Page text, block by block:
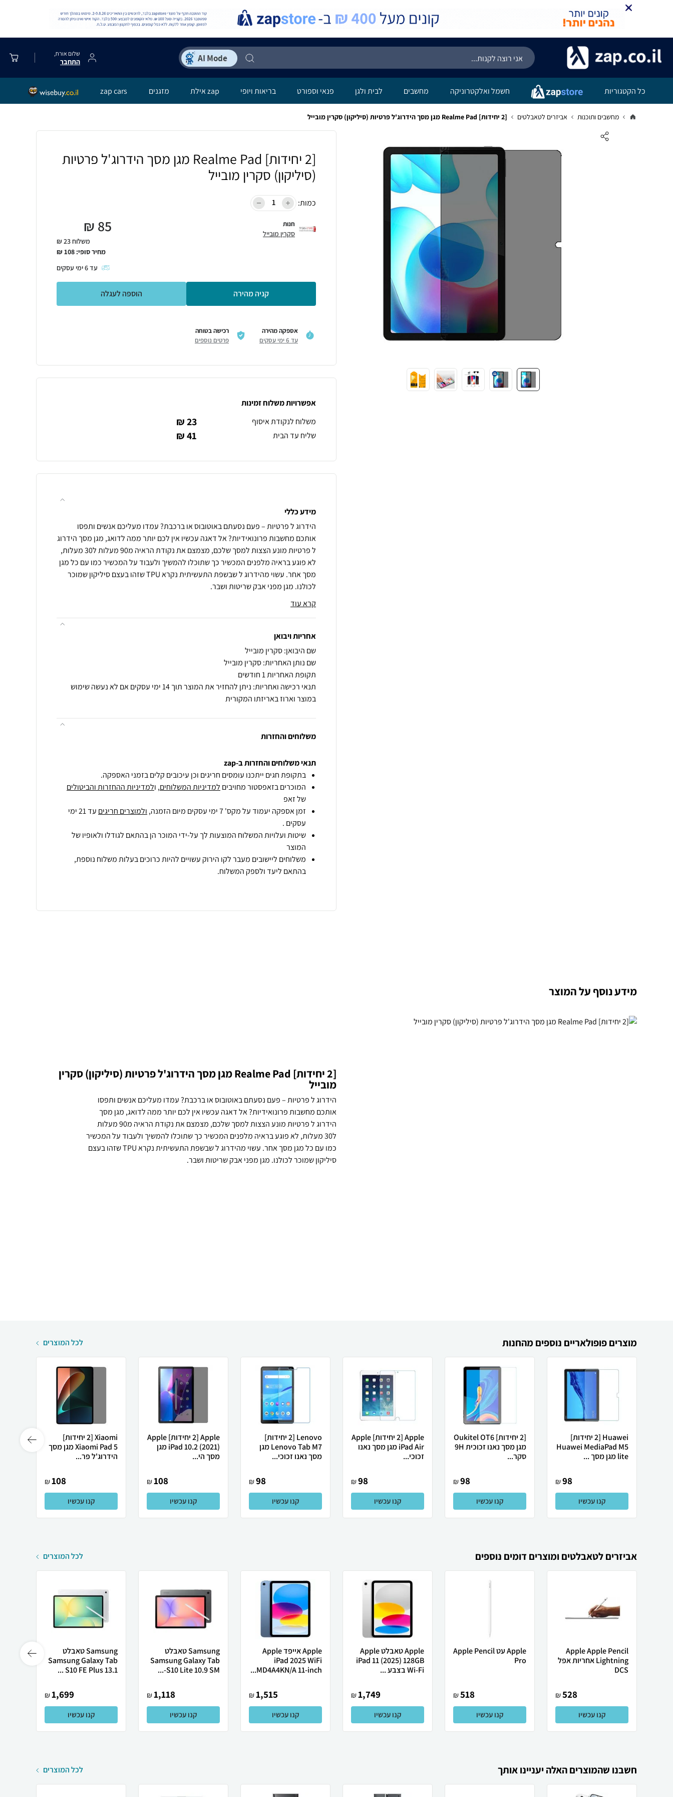
שלום אורח,
התחבר
כל הקטגוריות חשמל ואלקטרוניקה מחשבים לבית ולגן פנאי וספורט בריאות ויופי zap אילת מזגנים zap cars
מחשבים ותוכנות אביזרים לטאבלטים [2 יחידות] Realme Pad מגן מסך הידרוג'ל פרטיות (סיליקון) סקרין מובייל
[2 יחידות] Realme Pad מגן מסך הידרוג'ל פרטיות
(סיליקון) סקרין מובייל
כמות:
חנות
סקרין מובייל 85
₪
משלוח 23 ₪
מחיר סופי: 108
₪
עד6ימי עסקים
קניה מהירה הוספה לעגלה
אספקה מהירה
עד 6 ימי עסקים
רכישה בטוחה
פרטים נוספים
אפשרויות משלוח זמינות
משלוח לנקודת איסוף
23 ₪
שליח עד הבית 41 ₪
מידע כללי
הידרוג ל פרטיות – פעם נסעתם באוטובוס או ברכבת? עמדו מעליכם אנשים ותפסו
אותכם מחשבות פרונואידיות? אל דאגה עכשיו אין לכם יותר ממה לדואג, מגן מסך הידרוג
ל פרטיות מונע הצצות למסך שלכם, מצמצם את נקודת הראיה מ90 מעלות ל30 מעלות,
לא פוגע בראיה מלפנים המכשיר כך שתוכלו להמשיך ולעבוד על המכשיר כמו עם כל מגן
מסך אחר. עשוי מהידרוג ל שבשפת התעשיתית נקרא TPU שזהו בעצם סיליקון שמוכר
לכולנו. מגן מפני אבק שריטות ושבר.
קרא עוד
אחריות ויבואן
שם היבואן: סקרין מובייל
שם נותן האחריות: סקרין מובייל
תקופת האחריות 1 חודשים
תנאי רכישה ואחריות: ניתן להחזיר את המוצר תוך 14 ימי עסקים אם לא נעשה שימוש
במוצר וארוז באריזתו המקורית
משלוחים והחזרות
תנאי משלוחים והחזרות ב-zap
בתקופת חגים ייתכנו עומסים חריגים וכן עיכובים קלים בזמני האספקה.
המוכרים בזאפסטור מחויבים למדיניות המשלוחים, ולמדיניות ההחזרות והביטולים
של זאפ
זמן אספקה יעמוד על מקס' 7 ימי עסקים מיום הזמנה,
ולמוצרים חריגים
עד 21 ימי
עסקים .
שיטות ועלויות המשלוח המוצעות לך על-ידי המוכר הן בהתאם לגודלו ולאופיו של
המוצר
משלוחים ליישובים מעבר לקו הירוק עשויים להיות כרוכים בעלות משלוח נוספת,
בהתאם ליעד ולספק המשלוח.
מידע נוסף על המוצר
[2 יחידות] Realme Pad מגן מסך הידרוג'ל פרטיות (סיליקון) סקרין
מובייל
הידרוג ל פרטיות – פעם נסעתם באוטובוס או ברכבת? עמדו מעליכם אנשים ותפסו
אותכם מחשבות פרונואידיות? אל דאגה עכשיו אין לכם יותר ממה לדואג, מגן מסך
הידרוג ל פרטיות מונע הצצות למסך שלכם, מצמצם את נקודת הראיה מ90 מעלות
ל30 מעלות, לא פוגע בראיה מלפנים המכשיר כך שתוכלו להמשיך ולעבוד על המכשיר
כמו עם כל מגן מסך אחר. עשוי מהידרוג ל שבשפת התעשיתית נקרא TPU שזהו בעצם
סיליקון שמוכר לכולנו. מגן מפני אבק שריטות ושבר.
מוצרים פופולאריים נוספים מהחנות לכל המוצרים
Huawei [2 יחידות]
Huawei MediaPad M5
lite מגן מסך ...
98
₪
קנו עכשיו
[2 יחידות] Oukitel OT6
מגן מסך נאנו זכוכית 9H
סקר...
98
₪
קנו עכשיו
Apple [2 יחידות] Apple
iPad Air מגן מסך נאנו
זכוכי...
98
₪
קנו עכשיו
Lenovo [2 יחידות]
Lenovo Tab M7 מגן
מסך נאנו זכוכי...
98
₪
קנו עכשיו
Apple [2 יחידות] Apple
iPad 10.2 (2021) מגן
מסך הי...
108
₪
קנו עכשיו
Xiaomi [2 יחידות]
Xiaomi Pad 5 מגן מסך
הידרוג'ל פר...
108
₪
קנו עכשיו
אביזרים לטאבלטים ומוצרים דומים נוספים לכל המוצרים
Apple Apple Pencil
Lightning אחריות אפל
DCS
528
₪
קנו עכשיו
Apple עט Apple Pencil
Pro
518
₪
קנו עכשיו
Apple טאבלט Apple
iPad 11 (2025) 128GB
Wi-Fi בצבע ...
1,749
₪
קנו עכשיו
Apple אייפד Apple
iPad 2025 WiFi
MD4A4KN/A 11-inch...
1,515
₪
קנו עכשיו
Samsung טאבלט
Samsung Galaxy Tab
S10 Lite 10.9 SM-...
1,118
₪
קנו עכשיו
Samsung טאבלט
Samsung Galaxy Tab
S10 FE Plus 13.1 ...
1,699
₪
קנו עכשיו
חשבנו שהמוצרים האלה יעניינו אותך לכל המוצרים